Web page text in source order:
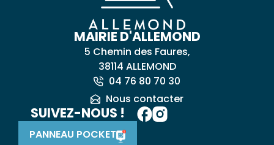
MAIRIE D'ALLEMOND
5 Chemin des Faures,
38114 ALLEMOND
04 76 80 70 30
Nous contacter
SUIVEZ-NOUS !
PANNEAU POCKET